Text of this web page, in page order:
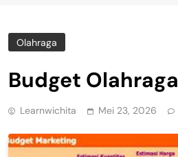
Olahraga
Budget Olahraga
Learnwichita Mei 23, 2026